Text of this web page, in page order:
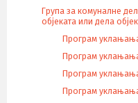
Група за комуналне
објеката или дела
Програм
Програм
Програм
Програм